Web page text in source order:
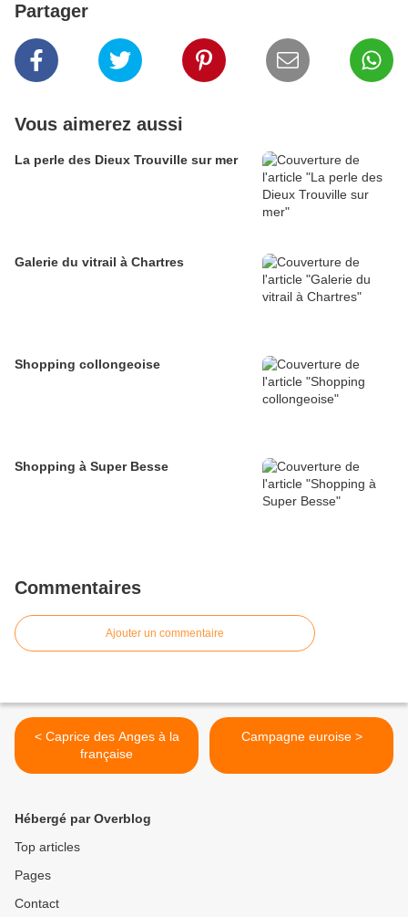
Partager
Vous aimerez aussi
La perle des Dieux Trouville sur mer
Galerie du vitrail à Chartres
Shopping collongeoise
Shopping à Super Besse
Commentaires
Ajouter un commentaire
< Caprice des Anges à la
française
Campagne euroise >
Hébergé par Overblog
Top articles
Pages
Contact